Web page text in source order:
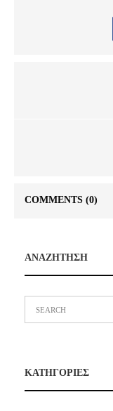
COMMENTS (0)
ΑΝΑΖΗΤΗΣΗ
ΚΑΤΗΓΟΡΙΕΣ